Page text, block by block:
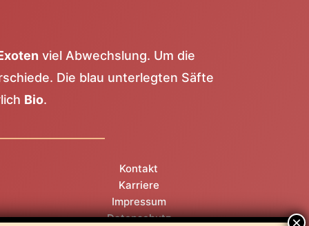
viel Abwechslung. Um die
Die blau unterlegten Säfte
Bio.
Kontakt
Karriere
Impressum
Datenschutz